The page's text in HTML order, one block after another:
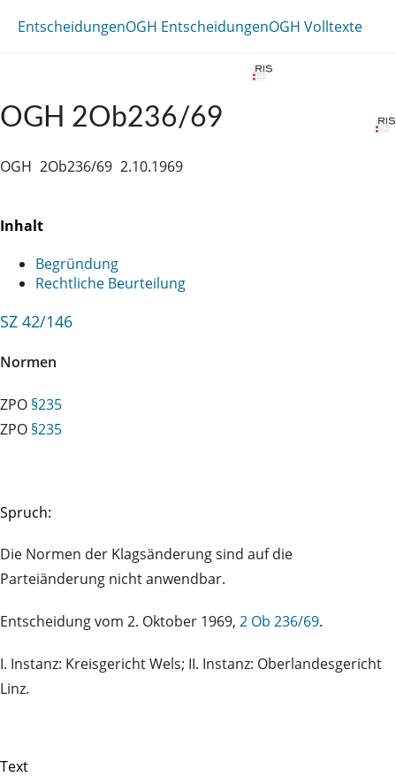
EntscheidungenOGH EntscheidungenOGH Volltexte
OGH 2Ob236/69
OGH 2Ob236/69 2.10.1969
Inhalt
Begründung
Rechtliche Beurteilung
SZ 42/146
Normen
ZPO §235
ZPO §235
Spruch:
Die Normen der Klagsänderung sind auf die
Parteiänderung nicht anwendbar.
Entscheidung vom 2. Oktober 1969, 2 Ob 236/69.
I. Instanz: Kreisgericht Wels; II. Instanz: Oberlandesgericht
Linz.
Text